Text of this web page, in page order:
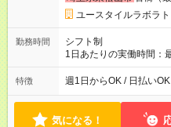
ユースタイルラボラ
勤務時間
シフト制
1日あたりの実働時間：
00 ※週1日～OK ／ 夜勤専従 ＊＊ 勤務時間例 ＊＊ ■22時か
ら翌7時 ■23時から翌8時 ■24
ます。 ※曜日固定（毎
特徴 週1日からOK / 日払い
気になる！